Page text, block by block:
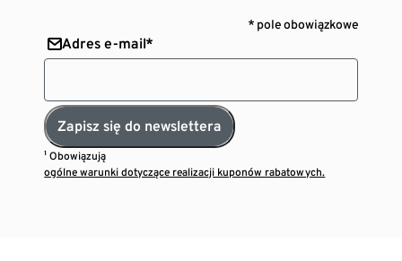
* pole obowiązkowe
Adres e-mail*
Zapisz się do newslettera
¹ Obowiązują
ogólne warunki dotyczące realizacji kuponów rabatowych.